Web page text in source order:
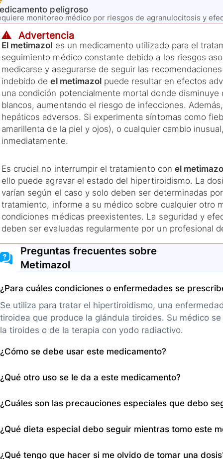
peligroso
monitoreo médico por riesgos de agranulocitosis y
⚠️ Advertencia
El metimazol es un medicamento utilizado para el
seguimiento médico constante debido a los riesgos
medicarse y asegurarse de seguir las
indebido deel metimazolpuede resultar en efectos
una condición potencialmente mortal donde
blancos, aumentando el riesgo de infecciones.
hepáticos adversos. Si experimenta síntomas como
amarillenta de la piel y ojos), o cualquier cambio
inmediatamente.
Es crucial no interrumpir el tratamiento con el
ello puede agravar el estado del hipertiroidismo. La
varían según el caso y solo deben ser determinadas
tratamiento, informe a su médico sobre cualquier otro
condiciones médicas preexistentes. La seguridad y
deben ser evaluadas regularmente por un profesional
Preguntas frecuentes sobre
Metimazol
¿Para cuáles condiciones o enfermedades se
Se utiliza para tratar el hipertiroidismo, una
tiroidea que produce la glándula tiroides. Su médico
la tiroides o de la terapia con yodo radiactivo.
¿Cómo se debe usar este medicamento?
frecuencia con la que debe usar este medicamento.
las dosis tómela lo antes posible y comuníqueselo a
horario habitual. Tome este medicamento según lo
siente bien o si, a pesar de tomarlo, su condición no
¿Qué otro uso se le da a este medicamento?
específicos del metimazol en la data proporcionada.
¿Cuáles son las precauciones especiales que debo
otro medicamento que esté tomando. Si usted está
¿Qué dieta especial debo seguir mientras tomo este
¿Qué tengo que hacer si me olvido de tomar una